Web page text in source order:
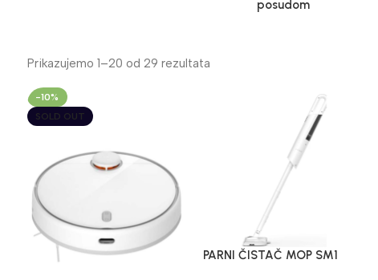
posudom
Prikazujemo 1–20 od 29 rezultata
-10%
SOLD OUT
PARNI ČISTAČ MOP SM1